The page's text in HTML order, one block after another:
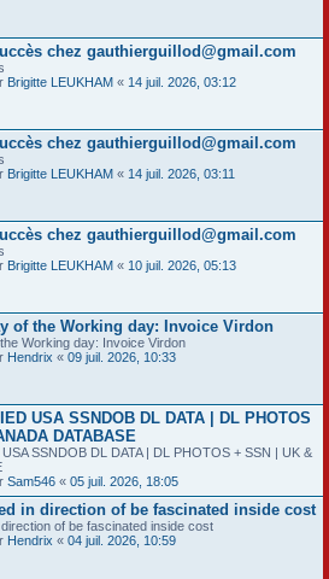
chez gauthierguillod@gmail.com
Brigitte LEUKHAM « 14 juil. 2026, 03:12
chez gauthierguillod@gmail.com
Brigitte LEUKHAM « 14 juil. 2026, 03:11
chez gauthierguillod@gmail.com
Brigitte LEUKHAM « 10 juil. 2026, 05:13
of the Working day: Invoice Virdon
Working day: Invoice Virdon
Hendrix « 09 juil. 2026, 10:33
USA SSNDOB DL DATA | DL PHOTOS
DATABASE
SSNDOB DL DATA | DL PHOTOS + SSN | UK &
Sam546 « 05 juil. 2026, 18:05
in direction of be fascinated inside cost
of be fascinated inside cost
Hendrix « 04 juil. 2026, 10:59